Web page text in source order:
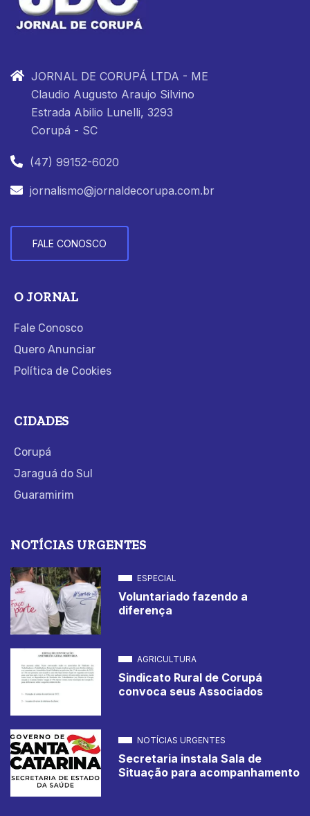
JORNAL DE CORUPÁ LTDA - ME
Claudio Augusto Araujo Silvino
Estrada Abilio Lunelli, 3293
Corupá - SC
(47) 99152-6020
jornalismo@jornaldecorupa.com.br
FALE CONOSCO
O JORNAL
Fale Conosco
Quero Anunciar
Política de Cookies
CIDADES
Corupá
Jaraguá do Sul
Guaramirim
NOTÍCIAS URGENTES
ESPECIAL
Voluntariado fazendo a
diferença
AGRICULTURA
Sindicato Rural de Corupá
convoca seus Associados
NOTÍCIAS URGENTES
Secretaria instala Sala de
Situação para acompanhamento